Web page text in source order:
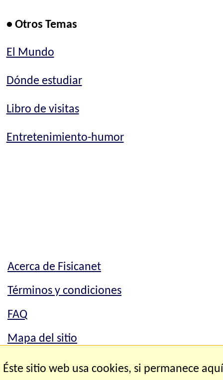
• Otros Temas
El Mundo
Dónde estudiar
Libro de visitas
Entretenimiento-humor
Acerca de Fisicanet
Términos y condiciones
FAQ
Mapa del sitio
Mapa del sitio
Éste sitio web usa cookies, si permanece aquí